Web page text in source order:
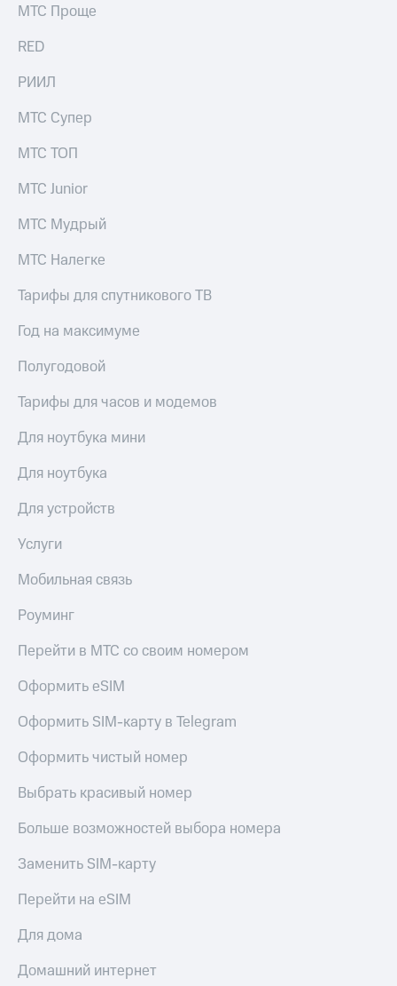
МТС Проще
RED
РИИЛ
МТС Супер
МТС ТОП
МТС Junior
МТС Мудрый
МТС Налегке
Тарифы для спутникового ТВ
Год на максимуме
Полугодовой
Тарифы для часов и модемов
Для ноутбука мини
Для ноутбука
Для устройств
Услуги
Мобильная связь
Роуминг
Перейти в МТС со своим номером
Оформить eSIM
Оформить SIM-карту в Telegram
Оформить чистый номер
Выбрать красивый номер
Больше возможностей выбора номера
Заменить SIM-карту
Перейти на eSIM
Для дома
Домашний интернет